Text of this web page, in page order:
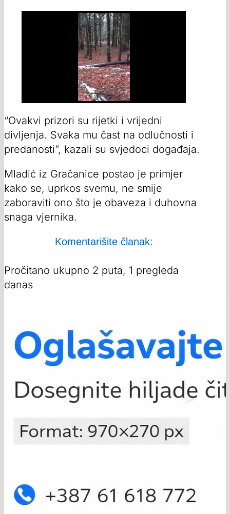
“Ovakvi prizori su rijetki i vrijedni
divljenja. Svaka mu čast na odlučnosti i
predanosti”, kazali su svjedoci događaja.
Mladić iz Gračanice postao je primjer
kako se, uprkos svemu, ne smije
zaboraviti ono što je obaveza i duhovna
snaga vjernika.
Komentarišite članak:
Pročitano ukupno 2 puta, 1 pregleda
danas